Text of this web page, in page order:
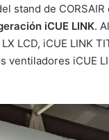
stand de
iCUE LINK.
LCD, iCUE LINK
ventiladores iCUE